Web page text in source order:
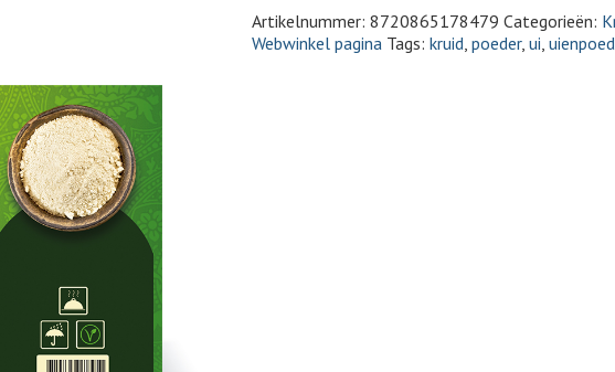
Artikelnummer: 8720865178479 Categorieën:
Webwinkel pagina Tags: kruid, poeder, ui,